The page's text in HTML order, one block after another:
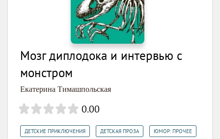
Мозг диплодока и интервью с
монстром
Екатерина Тимашпольская
0.00
ДЕТСКИЕ ПРИКЛЮЧЕНИЯ ДЕТСКАЯ ПРОЗА ЮМОР: ПРОЧЕЕ